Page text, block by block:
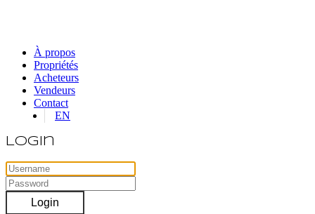
À propos
Propriétés
Acheteurs
Vendeurs
Contact
EN
Login
Login